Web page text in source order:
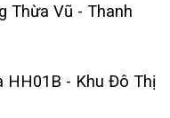
Thừa Vũ - Thanh
HH01B - Khu Đô Thị